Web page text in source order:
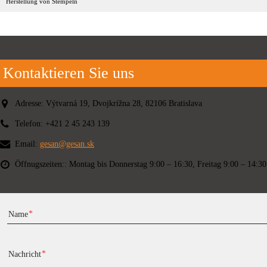
Kontaktieren Sie uns
Adresse: Výtvarná 19, Dvojkrížna 28, 82106 Bratislava
Telefon: +421 2 45 243 139
Email: gesan@gesan.sk
Öffnugszeiten:: Montag bis Donnerstag 9:00 – 16:30, Freitag 9:00 – 14:30
Name
Nachricht